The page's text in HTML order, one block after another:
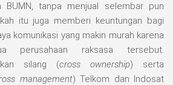
BUMN, tanpa menjual selembar pun
itu juga memberi keuntungan bagi
komunikasi yang makin murah karena
perusahaan raksasa tersebut.
silang (cross ownership) serta
management) Telkom dan Indosat